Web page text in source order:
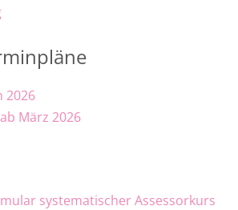
2026
März 2026
systematischer Assessorkurs